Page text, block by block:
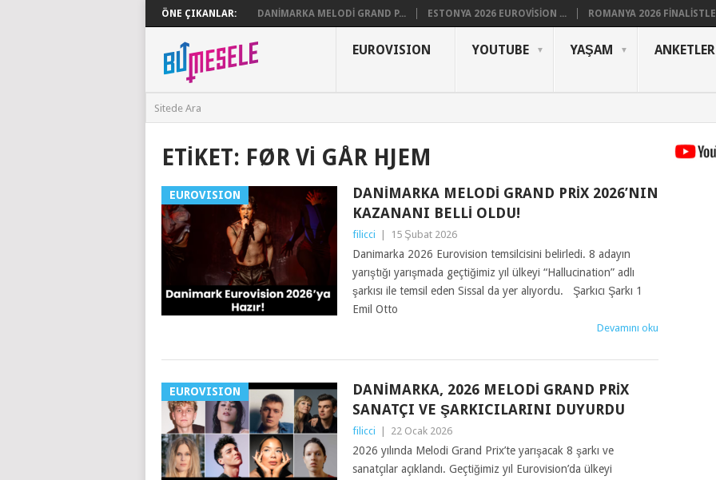
ÖNE ÇIKANLAR: DANIMARKA MELODI GRAND P... ESTONYA 2026 EUROVISION ... ROMANYA 2026
EUROVISION YOUTUBE YAŞAM ANKETLER
ETIKET: FØR VI GÅR HJEM
EUROVISION
DANIMARKA MELODI GRAND PRIX 2026’NIN
KAZANANI BELLI OLDU!
filicci 15 Şubat 2026
Danimarka 2026 Eurovision temsilcisini belirledi. 8 adayın
yarıştığı yarışmada geçtiğimiz yıl ülkeyi “Hallucination” adlı
şarkısı ile temsil eden Sissal da yer alıyordu. Şarkıcı Şarkı 1
Emil Otto
Devamını oku
EUROVISION
DANIMARKA, 2026 MELODI GRAND PRIX
SANATÇI VE ŞARKICILARINI DUYURDU
filicci 22 Ocak 2026
2026 yılında Melodi Grand Prix’te yarışacak 8 şarkı ve
sanatçılar açıklandı. Geçtiğimiz yıl Eurovision’da ülkeyi